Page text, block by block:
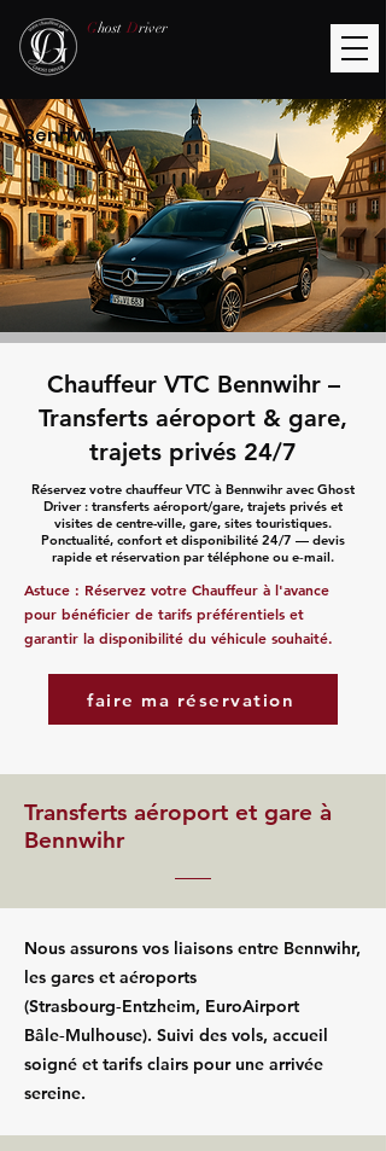
Ghost Driver
Bennwihr
Chauffeur VTC Bennwihr –
Transferts aéroport & gare,
trajets privés 24/7
Réservez votre chauffeur VTC à Bennwihr avec Ghost
Driver : transferts aéroport/gare, trajets privés et
visites de centre-ville, gare, sites touristiques.
Ponctualité, confort et disponibilité 24/7 — devis
rapide et réservation par téléphone ou e‑mail.
Astuce : Réservez votre Chauffeur à l'avance
pour bénéficier de tarifs préférentiels et
garantir la disponibilité du véhicule souhaité.
faire ma réservation
Transferts aéroport et gare à
Bennwihr
Nous assurons vos liaisons entre Bennwihr,
les gares et aéroports
(Strasbourg‑Entzheim, EuroAirport
Bâle‑Mulhouse). Suivi des vols, accueil
soigné et tarifs clairs pour une arrivée
sereine.